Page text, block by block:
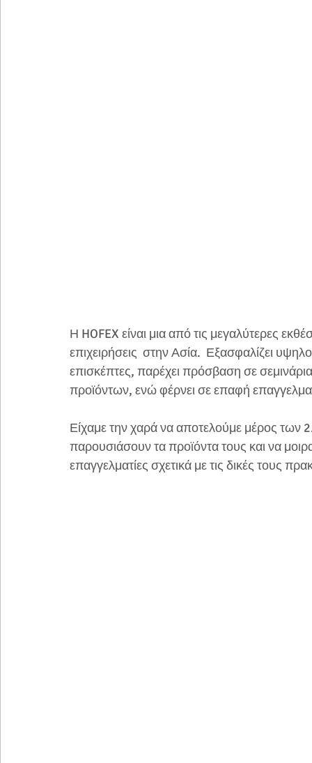
Η HOFEX είναι μια από τις μεγαλύτερες
επιχειρήσεις  στην Ασία.  Εξασφαλίζει
επισκέπτες, παρέχει πρόσβαση σε
προϊόντων, ενώ φέρνει σε επαφή
Είχαμε την χαρά να αποτελούμε μέρος των
παρουσιάσουν τα προϊόντα τους και να
επαγγελματίες σχετικά με τις δικές τους